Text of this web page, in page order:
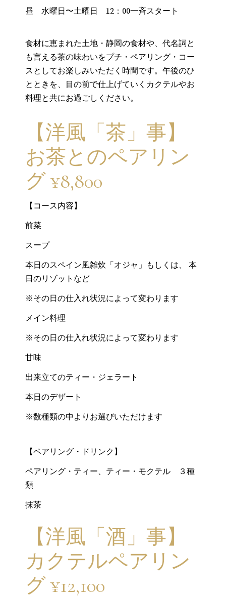
昼 水曜日〜土曜日 12：00一斉スタート
食材に恵まれた土地・静岡の食材や、代名詞と
も言える茶の味わいをプチ・ペアリング・コー
スとしてお楽しみいただく時間です。午後のひ
とときを、目の前で仕上げていくカクテルやお
料理と共にお過ごしください。
【洋風「茶」事】
お茶とのペアリン
グ ¥8,800
【コース内容】
前菜
スープ
本日のスペイン風雑炊「オジャ」もしくは、 本
日のリゾットなど
※その日の仕入れ状況によって変わります
メイン料理
※その日の仕入れ状況によって変わります
甘味
出来立てのティー・ジェラート
本日のデザート
※数種類の中よりお選びいただけます
【ペアリング・ドリンク】
ペアリング・ティー、ティー・モクテル ３種
類
抹茶
【洋風「酒」事】
カクテルペアリン
グ ¥12,100